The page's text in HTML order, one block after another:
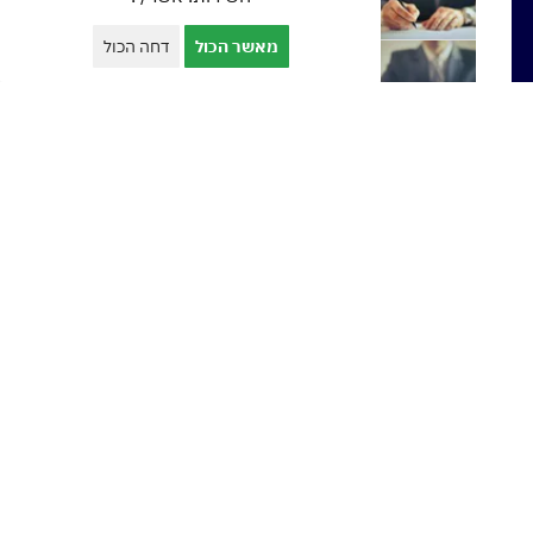
הלוואה מקרן פנסיה
מאשר הכול דחה הכול